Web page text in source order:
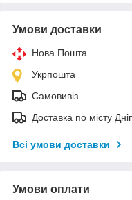
Умови доставки
Нова Пошта
Укрпошта
Самовивіз
Доставка по місту
Всі умови доставки
Умови оплати